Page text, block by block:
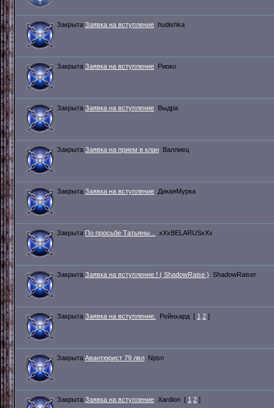
Закрыта Заявка на вступление hudishka
Закрыта Заявка на вступление Риоко
Закрыта Заявка на вступление Выдра
Закрыта Заявка на прием в клан Валлиец
Закрыта Заявка на вступление ДикаяМурка
Закрыта По просьбе Татьяны... xXxBELARUSxXx
Закрыта Заявка на вступление ! ( ShadowRaise ) ShadowRaiser
Закрыта Заявка на вступление. Рейнхард [ 1 2 ]
Закрыта Авантюрист 79 лвл Npsn
Закрыта Заявка на вступление Xardion [ 1 2 ]